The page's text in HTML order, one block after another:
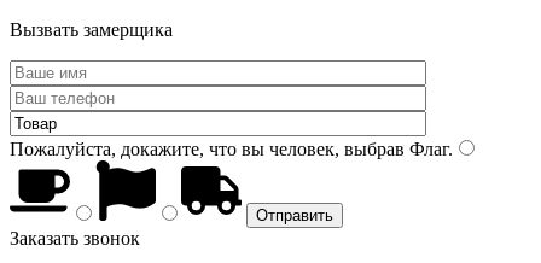
Вызвать замерщика
Пожалуйста, докажите, что вы человек, выбрав Флаг.
Заказать звонок